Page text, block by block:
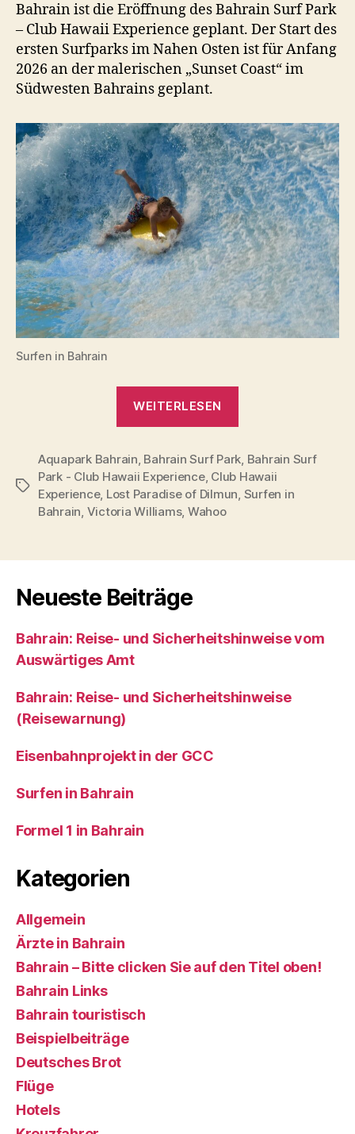
Bahrain ist die Eröffnung des Bahrain Surf Park
– Club Hawaii Experience geplant. Der Start des
ersten Surfparks im Nahen Osten ist für Anfang
2026 an der malerischen „Sunset Coast“ im
Südwesten Bahrains geplant.
Surfen in Bahrain
WEITERLESEN
Schlagwörter
Aquapark Bahrain Bahrain Surf Park Bahrain Surf
Park - Club Hawaii Experience, Club Hawaii
Experience, Lost Paradise of Dilmun Surfen in
Bahrain Victoria Williams, Wahoo
Neueste Beiträge
Bahrain: Reise- und Sicherheitshinweise vom
Auswärtiges Amt
Bahrain: Reise- und Sicherheitshinweise
(Reisewarnung)
Eisenbahnprojekt in der GCC
Surfen in Bahrain
Formel 1 in Bahrain
Kategorien
Allgemein
Ärzte in Bahrain
Bahrain – Bitte clicken Sie auf den Titel oben!
Bahrain Links
Bahrain touristisch
Beispielbeiträge
Deutsches Brot
Flüge
Hotels